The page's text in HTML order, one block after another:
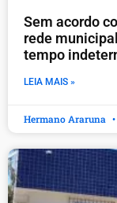
​Sem acordo
rede
tempo
LEIA MAIS »
Hermano Araruna